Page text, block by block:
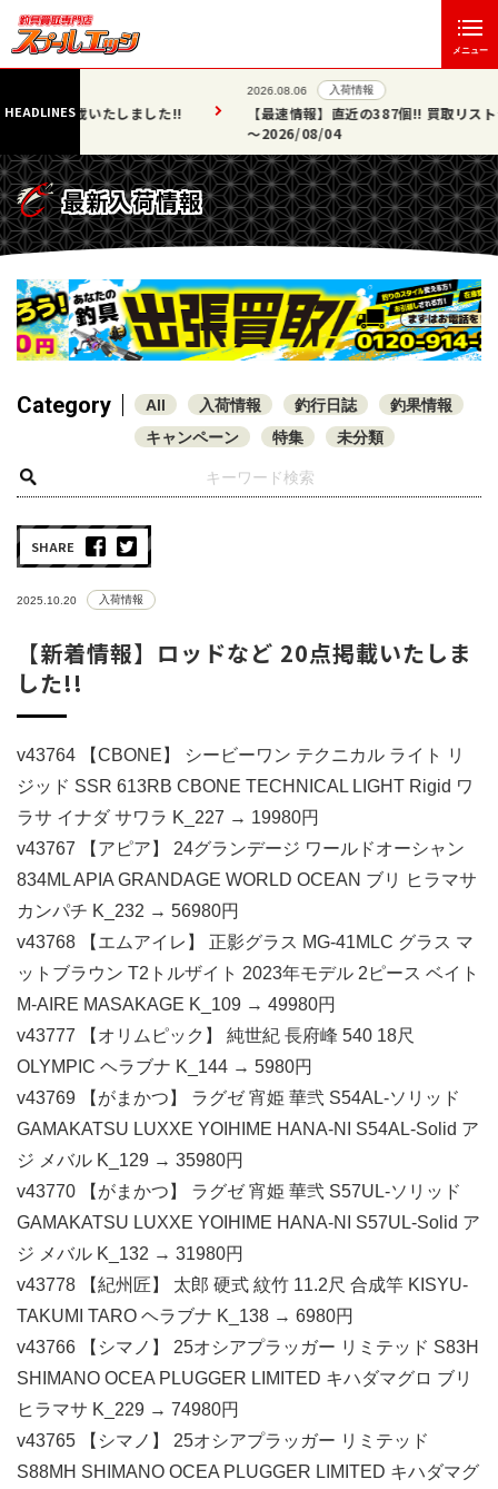
メニュー
HEADLINES
た!!
【最速情報】直近の387個!! 買取リスト公開!! 2026/07/25
最新入荷情報
Category All 入荷情報 釣行日誌
釣果情報
キャンペーン
特集 未分類
SHARE
2025.10.20 入荷情報
【新着情報】ロッドなど 20点掲載いたしま
した!!
v43764 【CBONE】 シービーワン テクニカル ライト リ
ジッド SSR 613RB CBONE TECHNICAL LIGHT Rigid ワ
ラサ イナダ サワラ K_227 → 19980円
v43767 【アピア】 24グランデージ ワールドオーシャン
834ML APIA GRANDAGE WORLD OCEAN ブリ ヒラマサ
カンパチ K_232 → 56980円
v43768 【エムアイレ】 正影グラス MG-41MLC グラス マ
ットブラウン T2トルザイト 2023年モデル 2ピース ベイト
M-AIRE MASAKAGE K_109 → 49980円
v43777 【オリムピック】 純世紀 長府峰 540 18尺
OLYMPIC ヘラブナ K_144 → 5980円
v43769 【がまかつ】 ラグゼ 宵姫 華弐 S54AL-ソリッド
GAMAKATSU LUXXE YOIHIME HANA-NI S54AL-Solid ア
ジ メバル K_129 → 35980円
v43770 【がまかつ】 ラグゼ 宵姫 華弐 S57UL-ソリッド
GAMAKATSU LUXXE YOIHIME HANA-NI S57UL-Solid ア
ジ メバル K_132 → 31980円
v43778 【紀州匠】 太郎 硬式 紋竹 11.2尺 合成竿 KISYU-
TAKUMI TARO ヘラブナ K_138 → 6980円
v43766 【シマノ】 25オシアプラッガー リミテッド S83H
SHIMANO OCEA PLUGGER LIMITED キハダマグロ ブリ
ヒラマサ K_229 → 74980円
v43765 【シマノ】 25オシアプラッガー リミテッド
S88MH SHIMANO OCEA PLUGGER LIMITED キハダマグ